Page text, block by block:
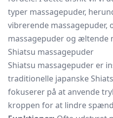
typer massagepuder,
vibrerende massagepuder,
massagepuder og æltende
Shiatsu massagepuder
Shiatsu massagepuder er
traditionelle japanske
fokuserer på at anvende
kroppen for at lindre